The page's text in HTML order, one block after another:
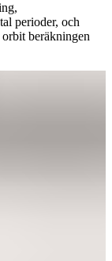
perioder, och
orbit beräkningen